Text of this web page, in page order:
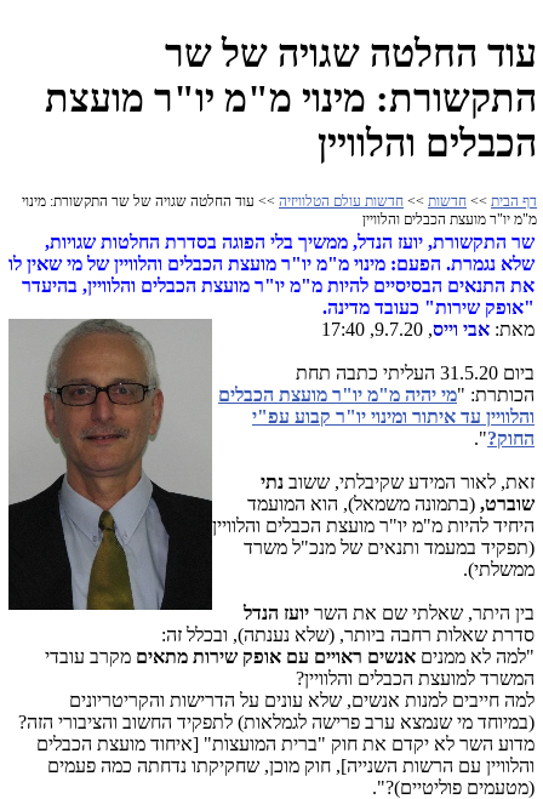
עוד החלטה שגויה של שר
התקשורת: מינוי מ"מ יו"ר מועצת
הכבלים והלוויין
דף הבית >> חדשות >> חדשות עולם הטלוויזיה >> עוד החלטה שגויה של שר התקשורת: מינוי
מ"מ יו"ר מועצת הכבלים והלוויין
שר התקשורת, יועז הנדל, ממשיך בלי הפוגה בסדרת החלטות שגויות,
שלא נגמרת. הפעם: מינוי מ"מ יו"ר מועצת הכבלים והלוויין של מי שאין לו
את התנאים הבסיסיים להיות מ"מ יו"ר מועצת הכבלים והלוויין, בהיעדר
"אופק שירות" כעובד מדינה.
מאת: אבי וייס, 9.7.20, 17:40
ביום 31.5.20 העליתי כתבה תחת
הכותרת: "מי יהיה מ"מ יו"ר מועצת הכבלים
והלוויין עד איתור ומינוי יו"ר קבוע עפ"י
החוק?".
זאת, לאור המידע שקיבלתי, ששוב נתי
שוברט, (בתמונה משמאל), הוא המועמד
היחיד להיות מ"מ יו"ר מועצת הכבלים והלוויין
(תפקיד במעמד ותנאים של מנכ"ל משרד
ממשלתי).
בין היתר, שאלתי שם את השר יועז הנדל
סדרת שאלות רחבה ביותר, (שלא נענתה), ובכלל זה:
"למה לא ממנים אנשים ראויים עם אופק שירות מתאים מקרב עובדי
המשרד למועצת הכבלים והלוויין?
למה חייבים למנות אנשים, שלא עונים על הדרישות והקריטריונים
(במיוחד מי שנמצא ערב פרישה לגמלאות) לתפקיד החשוב והציבורי הזה?
מדוע השר לא יקדם את חוק "ברית המועצות" [איחוד מועצת הכבלים
והלוויין עם הרשות השנייה], חוק מוכן, שחקיקתו נדחתה כמה פעמים
(מטעמים פוליטיים)?".